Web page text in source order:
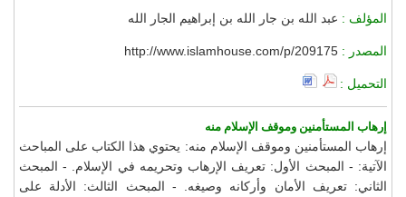
المؤلف : عبد الله بن جار الله بن إبراهيم الجار الله
المصدر : http://www.islamhouse.com/p/209175
التحميل :
إرهاب المستأمنين وموقف الإسلام منه
إرهاب المستأمنين وموقف الإسلام منه: يحتوي هذا الكتاب على المباحث
الآتية: - المبحث الأول: تعريف الإرهاب وتحريمه في الإسلام. - المبحث
الثاني: تعريف الأمان وأركانه وصيغه. - المبحث الثالث: الأدلة على